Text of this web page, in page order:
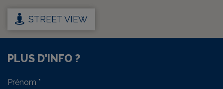
STREET VIEW
PLUS D'INFO ?